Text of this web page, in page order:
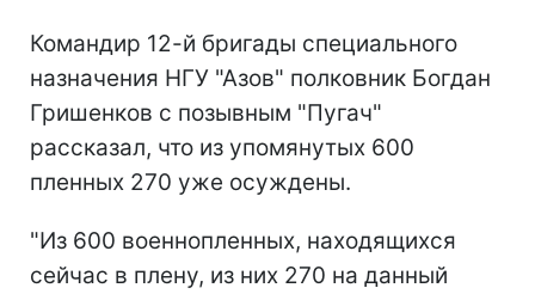
Командир 12-й бригады специального
назначения НГУ "Азов" полковник Богдан
Гришенков с позывным "Пугач"
рассказал, что из упомянутых 600
пленных 270 уже осуждены.
"Из 600 военнопленных, находящихся
сейчас в плену, из них 270 на данный